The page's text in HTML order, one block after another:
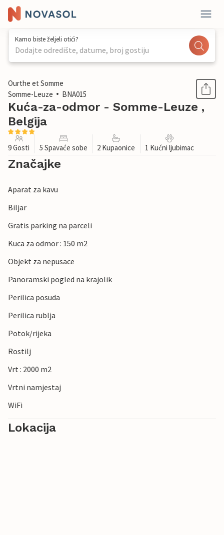
Kamo biste željeli otići?
Dodajte odredište, datume, broj gostiju
1 / 20
Ourthe et Somme
Somme-Leuze
BNA015
Kuća-za-odmor - Somme-Leuze ,
Belgija
9 Gosti 5 Spavaće sobe 2 Kupaonice 1 Kućni ljubimac
Značajke
Aparat za kavu
Biljar
Gratis parking na parceli
Kuca za odmor : 150 m2
Objekt za nepusace
Panoramski pogled na krajolik
Perilica posuda
Perilica rublja
Potok/rijeka
Rostilj
Vrt : 2000 m2
Vrtni namjestaj
WiFi
Lokacija